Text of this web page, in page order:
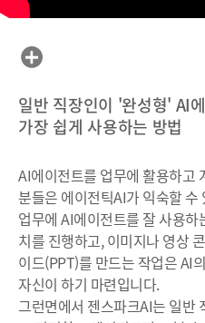
일반 직장인이 '완성형' AI
가장 쉽게 사용하는 방법
AI에이전트를 업무에 활용하고
분들은 에이전틱AI가 익숙할
업무에 AI에이전트를 잘 사용
치를 진행하고, 이미지나 영상
이드(PPT)를 만드는 작업은 AI
자신이 하기 마련입니다.
그런면에서 젠스파크AI는 일반